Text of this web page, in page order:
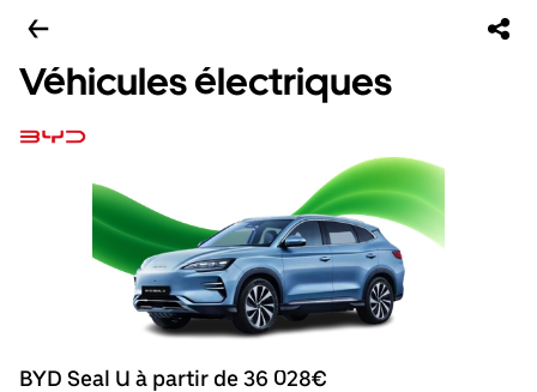
Véhicules électriques
BYD Seal U à partir de 36 028€